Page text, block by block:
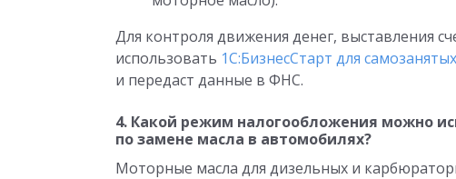
Для контроля движения денег, выставления
использовать 1С:БизнесСтарт для самозанятых
и передаст данные в ФНС.
4. Какой режим налогообложения можно
по замене масла в автомобилях?
Моторные масла для дизельных и